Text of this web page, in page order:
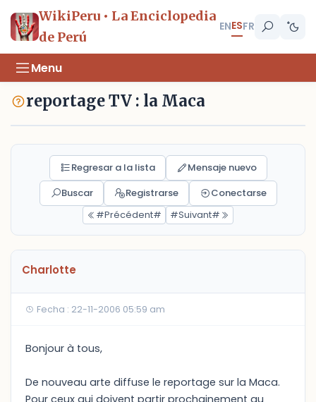
WikiPeru • La Enciclopedia
de Perú
ENESFR
Menu
reportage TV : la Maca
Regresar a la lista
Mensaje nuevo
Buscar
Registrarse
Conectarse
#Précédent#
#Suivant#
Charlotte
Fecha : 22-11-2006 05:59 am
Bonjour à tous,
De nouveau arte diffuse le reportage sur la Maca.
Pour ceux qui doivent partir prochainement au